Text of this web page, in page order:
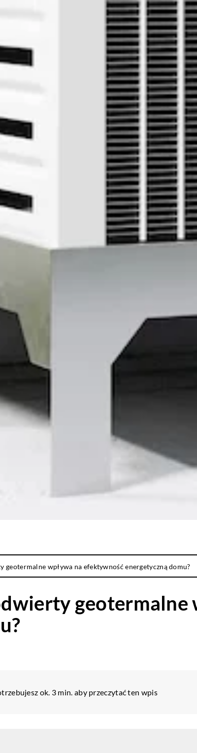
geotermalne wpływa na efektywność energetyczną domu?
geotermalne
ok. 3 min. aby przeczytać ten wpis